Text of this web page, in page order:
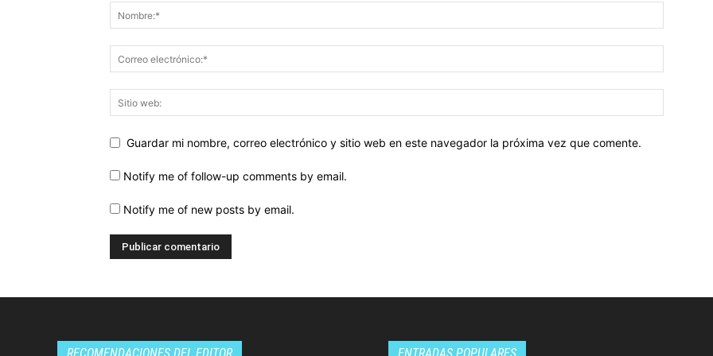
Guardar mi nombre, correo electrónico y sitio web en este navegador la próxima vez que comente.
Notify me of follow-up comments by email.
Notify me of new posts by email.
RECOMENDACIONES DEL EDITOR ENTRADAS POPULARES